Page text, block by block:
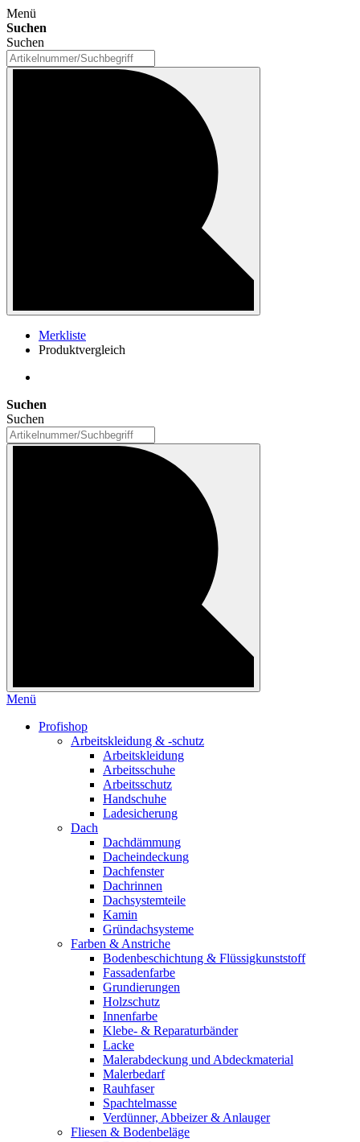
Menü
Suchen
Suchen
Merkliste
Produktvergleich
Suchen
Suchen
Menü
Profishop
Arbeitskleidung & -schutz
Arbeitskleidung
Arbeitsschuhe
Arbeitsschutz
Handschuhe
Ladesicherung
Dach
Dachdämmung
Dacheindeckung
Dachfenster
Dachrinnen
Dachsystemteile
Kamin
Gründachsysteme
Farben & Anstriche
Bodenbeschichtung & Flüssigkunststoff
Fassadenfarbe
Grundierungen
Holzschutz
Innenfarbe
Klebe- & Reparaturbänder
Lacke
Malerabdeckung und Abdeckmaterial
Malerbedarf
Rauhfaser
Spachtelmasse
Verdünner, Abbeizer & Anlauger
Fliesen & Bodenbeläge